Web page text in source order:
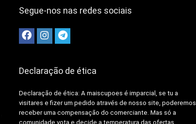
Segue-nos nas redes sociais
Declaração de ética
Declaração de ética: Amaiscupoes é imparcial, se tu a
visitares e fizer um pedido através de nosso site, poderemos
receber uma compensação do comerciante. Mas só a
comunidade vota e decide a temperatura das ofertas,